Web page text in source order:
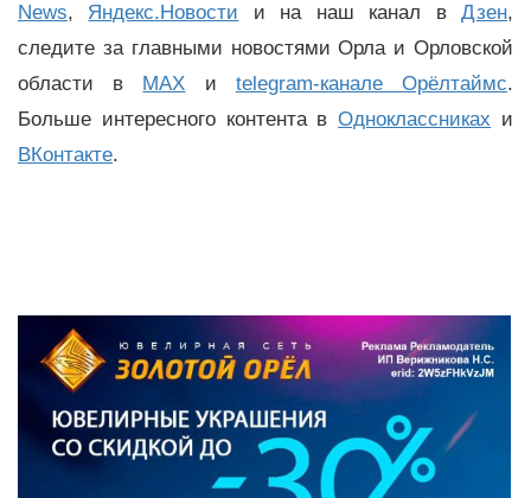
News, Яндекс.Новости и на наш канал вДзен,
следите за главными новостями Орла и Орловской
области в MAX и telegram-канале Орёлтаймс.
Больше интересного контента вОдноклассниках и
ВКонтакте.